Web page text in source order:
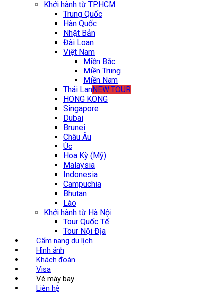
Khởi hành từ TP.HCM
Trung Quốc
Hàn Quốc
Nhật Bản
Đài Loan
Việt Nam
Miền Bắc
Miền Trung
Miền Nam
Thái LanNEW TOUR
HONG KONG
Singapore
Dubai
Brunei
Châu Âu
Úc
Hoa Kỳ (Mỹ)
Malaysia
Indonesia
Campuchia
Bhutan
Lào
Khởi hành từ Hà Nội
Tour Quốc Tế
Tour Nội Địa
Cẩm nang du lịch
Hình ảnh
Khách đoàn
Visa
Vé máy bay
Liên hệ